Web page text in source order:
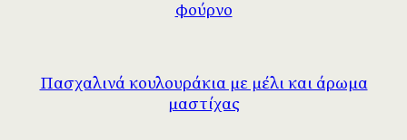
φούρνο
Πασχαλινά κουλουράκια με μέλι και άρωμα
μαστίχας